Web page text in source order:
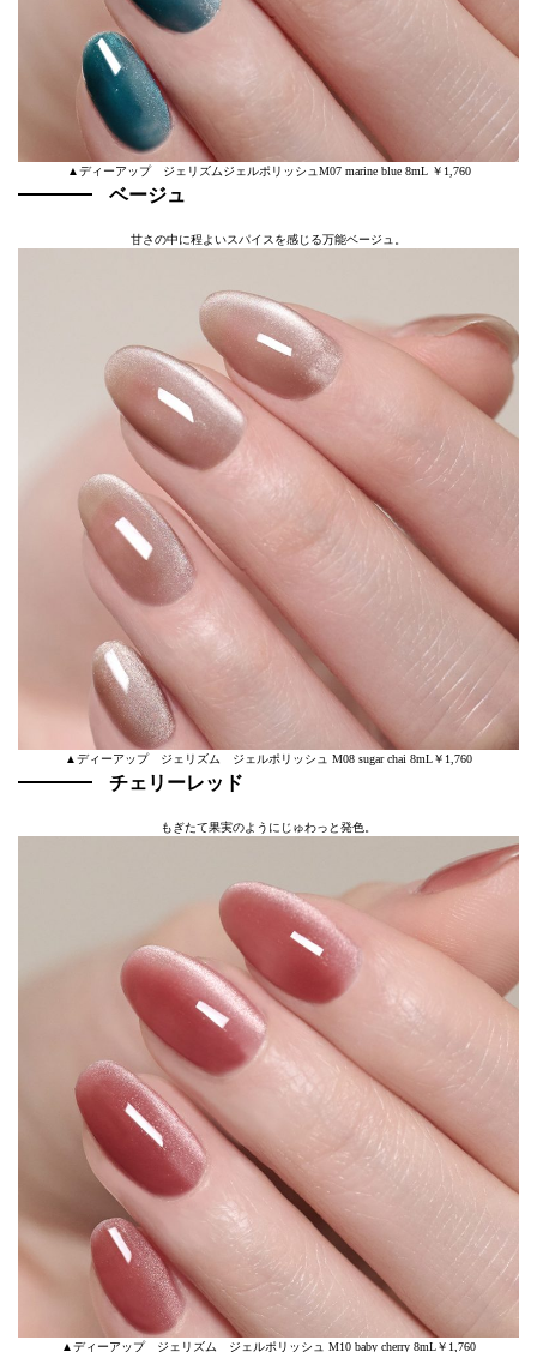
▲ディーアップ ジェリズムジェルポリッシュM07 marine blue 8mL ￥1,760
ベージュ
甘さの中に程よいスパイスを感じる万能ベージュ。
▲ディーアップ ジェリズム ジェルポリッシュ M08 sugar chai 8mL￥1,760
チェリーレッド
もぎたて果実のようにじゅわっと発色。
▲ディーアップ ジェリズム ジェルポリッシュ M10 baby cherry 8mL￥1,760